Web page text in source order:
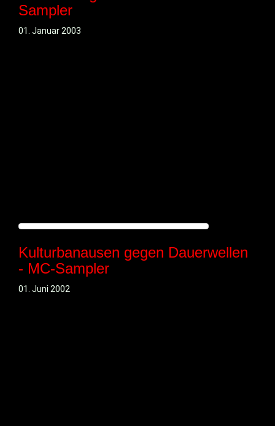
Sampler
01. Januar 2003
Kulturbanausen gegen Dauerwellen
- MC-Sampler
01. Juni 2002